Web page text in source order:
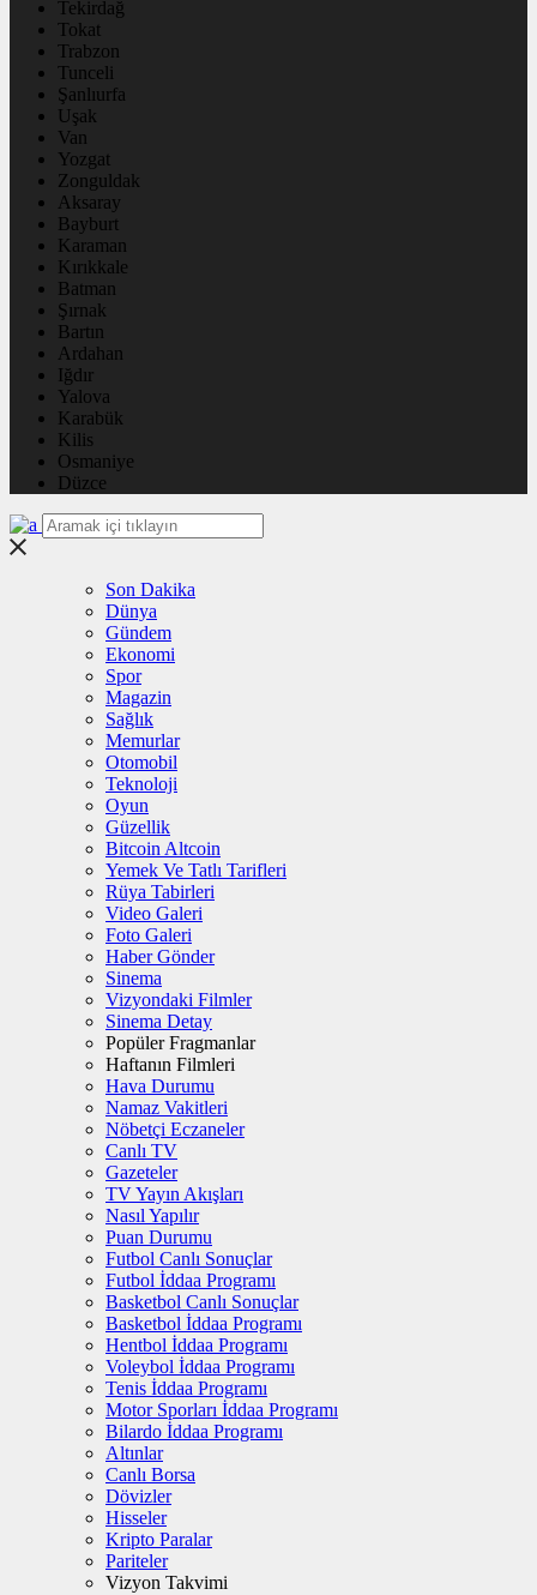
Tekirdağ
Tokat
Trabzon
Tunceli
Şanlıurfa
Uşak
Van
Yozgat
Zonguldak
Aksaray
Bayburt
Karaman
Kırıkkale
Batman
Şırnak
Bartın
Ardahan
Iğdır
Yalova
Karabük
Kilis
Osmaniye
Düzce
Son Dakika
Dünya
Gündem
Ekonomi
Spor
Magazin
Sağlık
Memurlar
Otomobil
Teknoloji
Oyun
Güzellik
Bitcoin Altcoin
Yemek Ve Tatlı Tarifleri
Rüya Tabirleri
Video Galeri
Foto Galeri
Haber Gönder
Sinema
Vizyondaki Filmler
Sinema Detay
Popüler Fragmanlar
Haftanın Filmleri
Hava Durumu
Namaz Vakitleri
Nöbetçi Eczaneler
Canlı TV
Gazeteler
TV Yayın Akışları
Nasıl Yapılır
Puan Durumu
Futbol Canlı Sonuçlar
Futbol İddaa Programı
Basketbol Canlı Sonuçlar
Basketbol İddaa Programı
Hentbol İddaa Programı
Voleybol İddaa Programı
Tenis İddaa Programı
Motor Sporları İddaa Programı
Bilardo İddaa Programı
Altınlar
Canlı Borsa
Dövizler
Hisseler
Kripto Paralar
Pariteler
Vizyon Takvimi